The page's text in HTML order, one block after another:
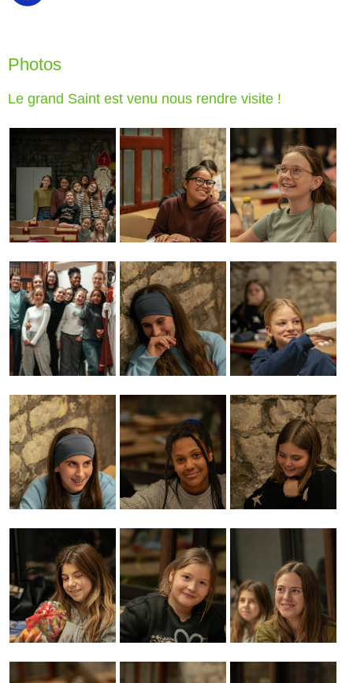
Photos
Le grand Saint est venu nous rendre visite !